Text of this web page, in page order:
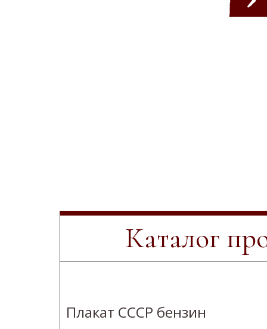
Каталог
Плакат СССР бензин